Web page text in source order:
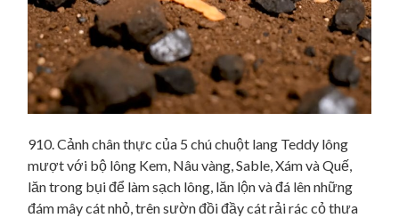
910. Cảnh chân thực của 5 chú chuột lang Teddy lông
mượt với bộ lông Kem, Nâu vàng, Sable, Xám và Quế,
lăn trong bụi để làm sạch lông, lăn lộn và đá lên những
đám mây cát nhỏ, trên sườn đồi đầy cát rải rác cỏ thưa